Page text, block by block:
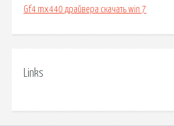
Gf4 mx440 драйвера скачать win 7
Links